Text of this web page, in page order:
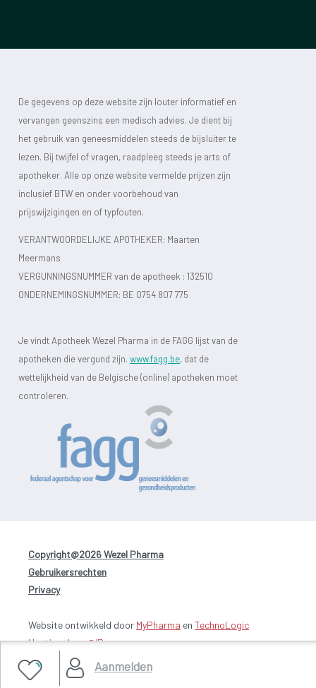
Aanmelden
De gegevens op deze website zijn louter informatief en
vervangen geenszins een medisch advies. Je dient bij
het gebruik van geneesmiddelen steeds de bijsluiter te
lezen. Bij twijfel of vragen, raadpleeg steeds je arts of
apotheker. Alle op onze website vermelde prijzen zijn
inclusief BTW en onder voorbehoud van
prijswijzigingen en of typfouten.
VERANTWOORDELIJKE APOTHEKER: Maarten
Meermans
VERGUNNINGSNUMMER van de apotheek : 132510
ONDERNEMINGSNUMMER: BE 0754 807 775
Je vindt Apotheek Wezel Pharma in de FAGG lijst van de
apotheken die vergund zijn. www.fagg.be, dat de
wettelijkheid van de Belgische (online) apotheken moet
controleren.
Copyright@2026 Wezel Pharma
Gebruikersrechten
Privacy
Website ontwikkeld door MyPharma en TechnoLogic
Hosting door @iPower